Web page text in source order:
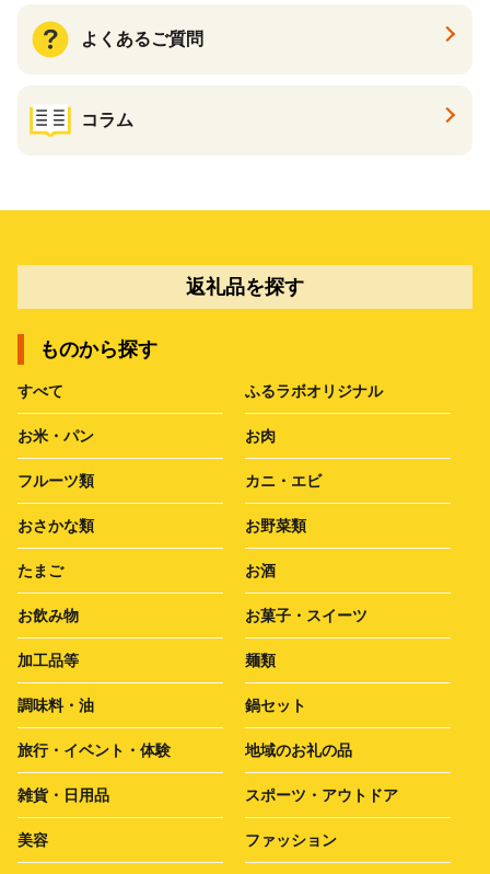
よくあるご質問
コラム
返礼品を探す
ものから探す
すべて ふるラボオリジナル
お米・パン お肉
フルーツ類 カニ・エビ
おさかな類 お野菜類
たまご お酒
お飲み物 お菓子・スイーツ
加工品等 麺類
調味料・油 鍋セット
旅行・イベント・体験 地域のお礼の品
雑貨・日用品 スポーツ・アウトドア
美容 ファッション